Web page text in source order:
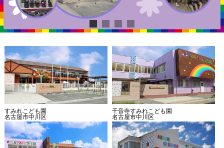
すみれこども園
名古屋市中川区
千音寺すみれこども園
名古屋市中川区